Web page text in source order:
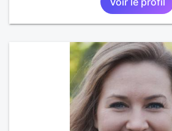
chien. Je suis AES de métier et
compte. PAT votre num merci.